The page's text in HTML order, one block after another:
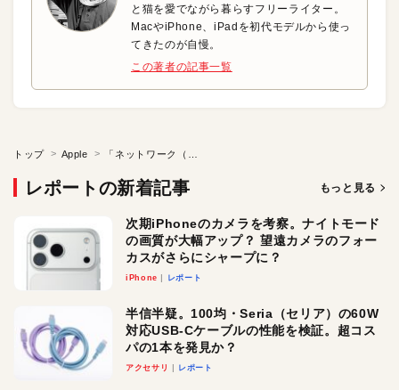
と猫を愛でながら暮らすフリーライター。
MacやiPhone、iPadを初代モデルから使っ
てきたのが自慢。
この著者の記事一覧
トップ Apple
レポートの新着記事 もっと見る
次期iPhoneのカメラを考察。ナイトモード
の画質が大幅アップ？ 望遠カメラのフォー
カスがさらにシャープに？
iPhone レポート
半信半疑。100均・Seria（セリア）の60W
対応USB-Cケーブルの性能を検証。超コス
パの1本を発見か？
アクセサリ レポート